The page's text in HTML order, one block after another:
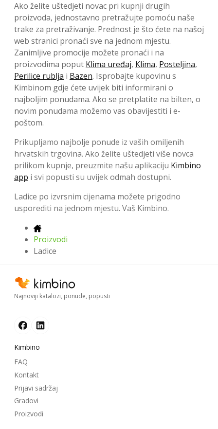
Ako želite uštedjeti novac pri kupnji drugih
proizvoda, jednostavno pretražujte pomoću naše
trake za pretraživanje. Prednost je što ćete na našoj
web stranici pronaći sve na jednom mjestu.
Zanimljive promocije možete pronaći i na
proizvodima poput Klima uređaj, Klima, Posteljina,
Perilice rublja i Bazen. Isprobajte kupovinu s
Kimbinom gdje ćete uvijek biti informirani o
najboljim ponudama. Ako se pretplatite na bilten, o
novim ponudama možemo vas obavijestiti i e-
poštom.
Prikupljamo najbolje ponude iz vaših omiljenih
hrvatskih trgovina. Ako želite uštedjeti više novca
prilikom kupnje, preuzmite našu aplikaciju Kimbino
app i svi popusti su uvijek odmah dostupni.
Ladice po izvrsnim cijenama možete prigodno
usporediti na jednom mjestu. Vaš Kimbino.
Proizvodi
Ladice
Najnoviji katalozi, ponude, popusti
Kimbino
FAQ
Kontakt
Prijavi sadržaj
Gradovi
Proizvodi